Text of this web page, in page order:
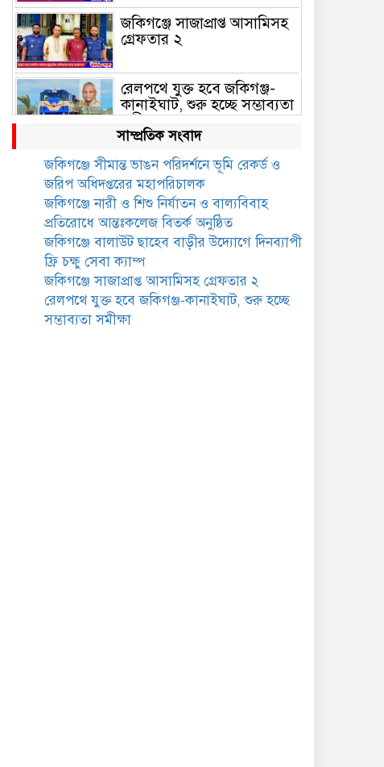
জকিগঞ্জে সাজাপ্রাপ্ত আসামিসহ
গ্রেফতার ২
রেলপথে যুক্ত হবে জকিগঞ্জ-
কানাইঘাট, শুরু হচ্ছে সম্ভাব্যতা
সমীক্ষা
সাবেক এমপি হাফিজ আহমদ
মজুমদার কি আত্মগোপনে?
ভাইরাল ছবি ঘিরে আলোচনা!
ভাতা পেতে টাকা লাগে না,
জকিগঞ্জে সমাজসেবা কর্মকর্তার
গুরুত্বপূর্ণ বার্তা
জকিগঞ্জে সরকারি পাঁচ ভাতার
আবেদন শুরু আজ
সাম্প্রতিক সংবাদ
জকিগঞ্জে সীমান্ত ভাঙন পরিদর্শনে ভূমি রেকর্ড ও
জরিপ অধিদপ্তরের মহাপরিচালক
জকিগঞ্জে নারী ও শিশু নির্যাতন ও বাল্যবিবাহ
প্রতিরোধে আন্তঃকলেজ বিতর্ক অনুষ্ঠিত
জকিগঞ্জে বালাউট ছাহেব বাড়ীর উদ্যোগে দিনব্যাপী
ফ্রি চক্ষু সেবা ক্যাম্প
জকিগঞ্জে সাজাপ্রাপ্ত আসামিসহ গ্রেফতার ২
রেলপথে যুক্ত হবে জকিগঞ্জ-কানাইঘাট, শুরু হচ্ছে
সম্ভাব্যতা সমীক্ষা